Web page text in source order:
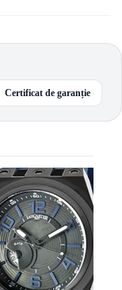
Certificat de garanție